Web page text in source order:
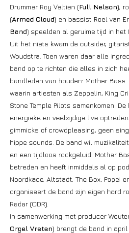
Drummer Roy Veltien (Full Nelson),
(Armed Cloud) en bassist Roel van
Band) speelden al geruime tijd in het
Uit het niets kwam de outsider,
Woudstra. Toen waren daar alle
band op te richten die alles in zich
bandleden van houden: Mother
waarin artiesten als Zeppelin, King
Stone Temple Pilots samenkomen.
energieke en veelzijdige live
gimmicks of crowdpleasing, geen
hippe sounds. De band wil
en een tijdloos rockgeluid. Mother
betreden en heeft inmiddels al op
Noordkade, Altstadt, The Box, Popei
organiseert de band zijn eigen hard
Radar (ODR).
In samenwerking met producer
Orgel Vreten) brengt de band in